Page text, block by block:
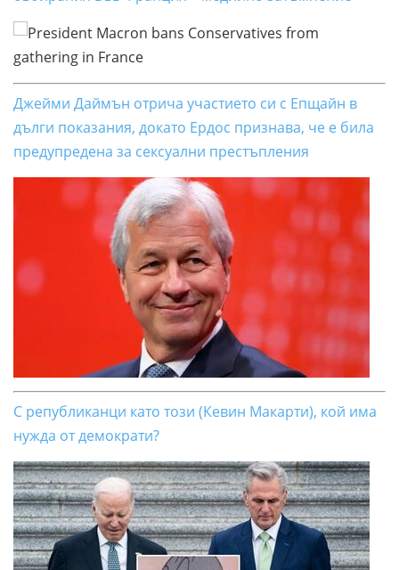
Джейми Даймън отрича участието си с Епщайн в
дълги показания, докато Ердос признава, че е била
предупредена за сексуални престъпления
С републиканци като този (Кевин Макарти), кой има
нужда от демократи?